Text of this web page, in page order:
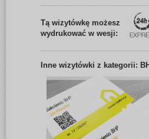
Tą wizytówkę możesz
wydrukować w wesji:
Inne wizytówki z kategorii: